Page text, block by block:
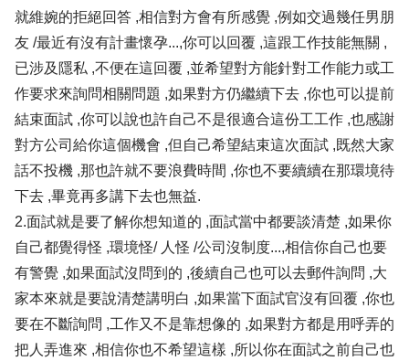
就維婉的拒絕回答 ,相信對方會有所感覺 ,例如交過幾任男朋
友 /最近有沒有計畫懷孕...,你可以回覆 ,這跟工作技能無關 ,
已涉及隱私 ,不便在這回覆 ,並希望對方能針對工作能力或工
作要求來詢問相關問題 ,如果對方仍繼續下去 ,你也可以提前
結束面試 ,你可以說也許自己不是很適合這份工工作 ,也感謝
對方公司給你這個機會 ,但自己希望結束這次面試 ,既然大家
話不投機 ,那也許就不要浪費時間 ,你也不要續續在那環境待
下去 ,畢竟再多講下去也無益.
2.面試就是要了解你想知道的 ,面試當中都要談清楚 ,如果你
自己都覺得怪 ,環境怪/ 人怪 /公司沒制度...,相信你自己也要
有警覺 ,如果面試沒問到的 ,後續自己也可以去郵件詢問 ,大
家本來就是要說清楚講明白 ,如果當下面試官沒有回覆 ,你也
要在不斷詢問 ,工作又不是靠想像的 ,如果對方都是用呼弄的
把人弄進來 ,相信你也不希望這樣 ,所以你在面試之前自己也